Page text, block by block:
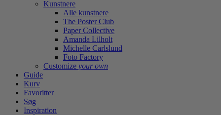
Kunstnere
Alle kunstnere
The Poster Club
Paper Collective
Amanda Lilholt
Michelle Carlslund
Foto Factory
Customize your own
Guide
Kurv
Favoritter
Søg
Inspiration